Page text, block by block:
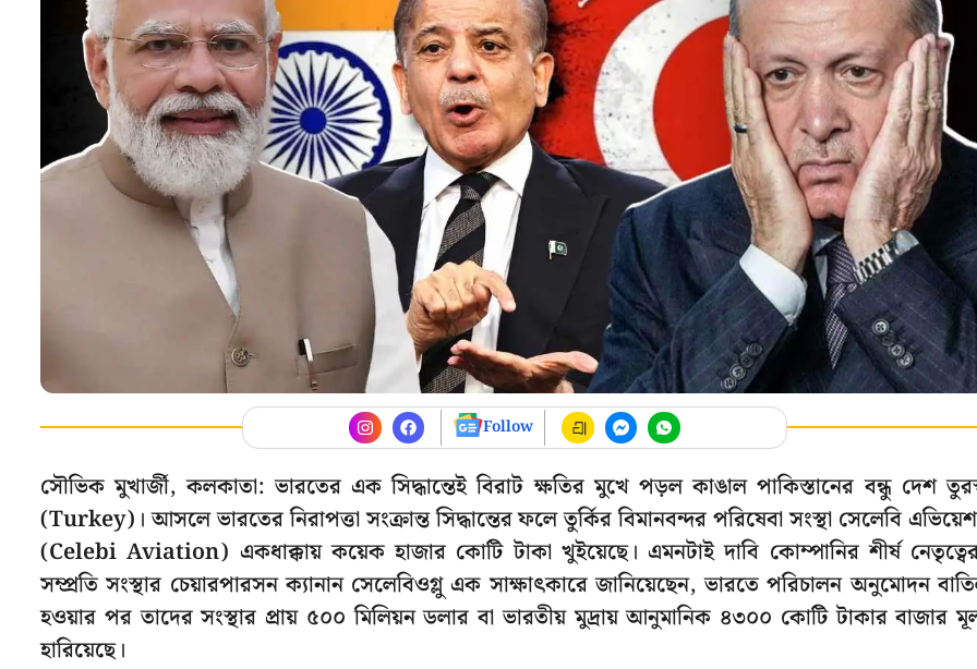
Follow
সৌভিক মুখার্জী, কলকাতা: ভারতের এক সিদ্ধান্তেই বিরাট ক্ষতির মুখে পড়ল কাঙাল পাকিস্তানের বন্ধু দেশ
(Turkey)। আসলে ভারতের নিরাপত্তা সংক্রান্ত সিদ্ধান্তের ফলে তুর্কির বিমানবন্দর পরিষেবা সংস্থা সেলেবি
(Celebi Aviation) একধাক্কায় কয়েক হাজার কোটি টাকা খুইয়েছে। এমনটাই দাবি কোম্পানির শীর্ষ
সম্প্রতি সংস্থার চেয়ারপারসন ক্যানান সেলেবিওগ্লু এক সাক্ষাৎকারে জানিয়েছেন, ভারতে পরিচালন অনুমোদন
হওয়ার পর তাদের সংস্থার প্রায় ৫০০ মিলিয়ন ডলার বা ভারতীয় মুদ্রায় আনুমানিক ৪৩০০ কোটি টাকার বাজার
হারিয়েছে।